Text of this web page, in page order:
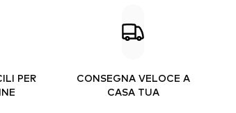
PER
CONSEGNA VELOCE A
CASA TUA